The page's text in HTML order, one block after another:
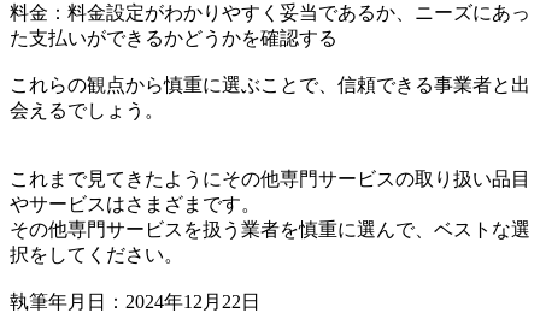
料金：料金設定がわかりやすく妥当であるか、ニーズにあっ
た支払いができるかどうかを確認する
これらの観点から慎重に選ぶことで、信頼できる事業者と出
会えるでしょう。
これまで見てきたようにその他専門サービスの取り扱い品目
やサービスはさまざまです。
その他専門サービスを扱う業者を慎重に選んで、ベストな選
択をしてください。
執筆年月日：2024年12月22日